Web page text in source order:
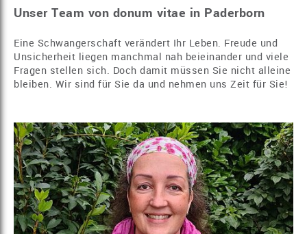
Unser Team von donum vitae in Paderborn
Eine Schwangerschaft verändert Ihr Leben. Freude und
Unsicherheit liegen manchmal nah beieinander und viele
Fragen stellen sich. Doch damit müssen Sie nicht alleine
bleiben. Wir sind für Sie da und nehmen uns Zeit für Sie!